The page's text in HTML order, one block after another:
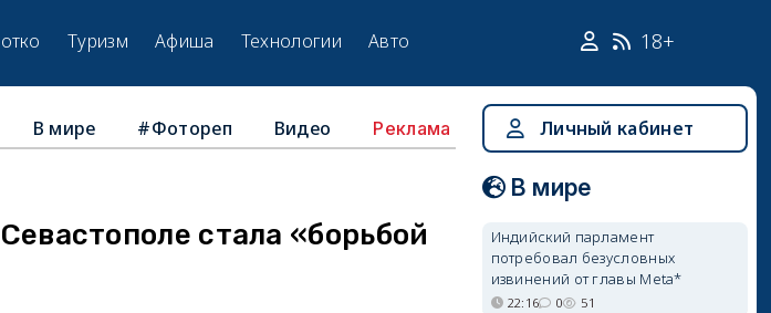
Туризм Афиша Технологии Авто 18+
В мире #Фотореп Видео Реклама
стала «борьбой
Личный кабинет
В мире
Индийский парламент
потребовал безусловных
извинений от главы Meta*
22:16 0 51